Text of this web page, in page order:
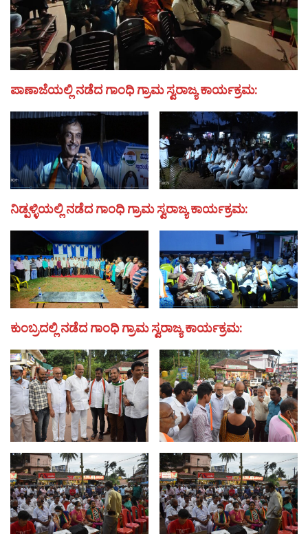
ಪಾಣಾಜೆಯಲ್ಲಿ ನಡೆದ ಗಾಂಧಿ ಗ್ರಾಮ ಸ್ವರಾಜ್ಯ ಕಾರ್ಯಕ್ರಮ:
ನಿಡ್ಪಳ್ಳಿಯಲ್ಲಿ ನಡೆದ ಗಾಂಧಿ ಗ್ರಾಮ ಸ್ವರಾಜ್ಯ ಕಾರ್ಯಕ್ರಮ:
ಕುಂಬ್ರದಲ್ಲಿ ನಡೆದ ಗಾಂಧಿ ಗ್ರಾಮ ಸ್ವರಾಜ್ಯ ಕಾರ್ಯಕ್ರಮ: